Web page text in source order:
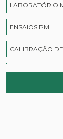
LABORATÓRIO
ENSAIOS PMI
CALIBRAÇÃO
CURSOS DE
ENSAIOS DE